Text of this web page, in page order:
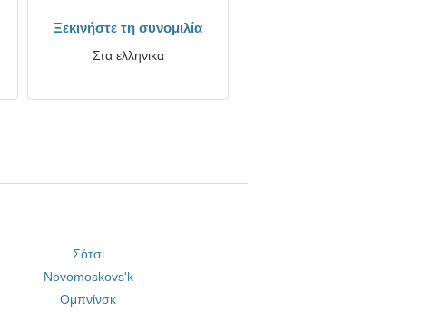
Ξεκινήστε τη συνομιλία
Στα ελληνικα
Σότσι
Novomoskovs'k
Ομπνίνσκ